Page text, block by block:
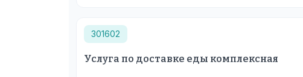
301602
Услуга по доставке еды комплексная